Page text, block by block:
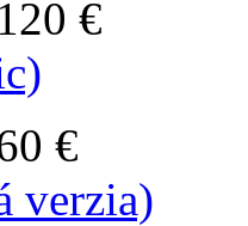
120 €
€
verzia)